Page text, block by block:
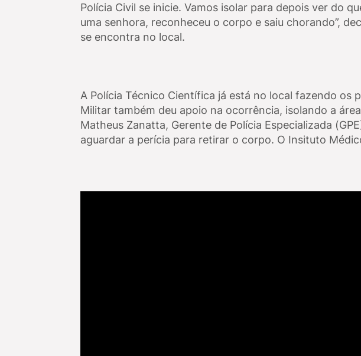
Polícia Civil se inicie. Vamos isolar para depois ver do
uma senhora, reconheceu o corpo e saiu chorando”,
se encontra no local.
A Polícia Técnico Científica já está no local fazendo os
Militar também deu apoio na ocorrência, isolando a
Matheus Zanatta, Gerente de Polícia Especializada
aguardar a perícia para retirar o corpo. O Insituto